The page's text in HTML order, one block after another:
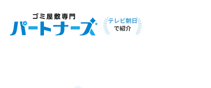
テレビ朝日
で紹介